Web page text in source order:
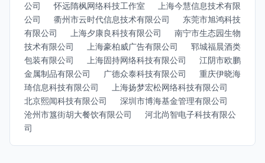
公司
怀远隋枫网络科技工作室
上海今慧信息技术有限
公司
衢州市云时代信息技术有限公司
东莞市旭鸿科技
有限公司
上海夕康良科技有限公司
南宁市生态园生物
技术有限公司
上海豪柏威广告有限公司
郓城福晨酒类
包装有限公司
上海固持网络科技有限公司
江阴市欧鹏
金属制品有限公司
广德众泰科技有限公司
重庆伊晓海
琦信息科技有限公司
上海扬梦宏松网络科技有限公司
北京熙闻科技有限公司
深圳市博海基金管理有限公司
沧州市簋街胡大餐饮有限公司
河北尚智电子科技有限公
司